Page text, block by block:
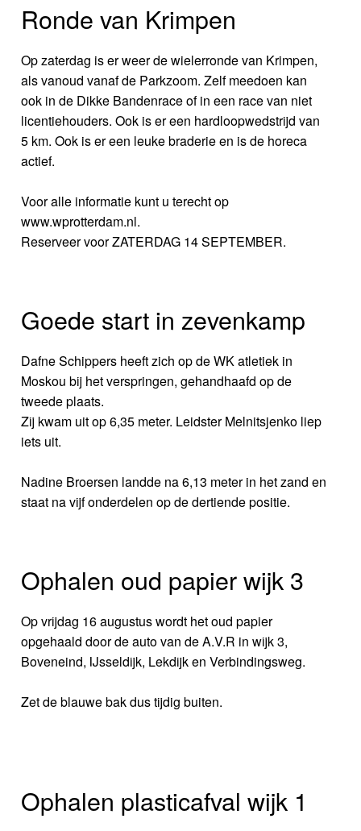
Ronde van Krimpen
Op zaterdag is er weer de wielerronde van Krimpen,
als vanoud vanaf de Parkzoom. Zelf meedoen kan
ook in de Dikke Bandenrace of in een race van niet
licentiehouders. Ook is er een hardloopwedstrijd van
5 km. Ook is er een leuke braderie en is de horeca
actief.
Voor alle informatie kunt u terecht op
www.wprotterdam.nl.
Reserveer voor ZATERDAG 14 SEPTEMBER.
Goede start in zevenkamp
Dafne Schippers heeft zich op de WK atletiek in
Moskou bij het verspringen, gehandhaafd op de
tweede plaats.
Zij kwam uit op 6,35 meter. Leidster Melnitsjenko liep
iets uit.
Nadine Broersen landde na 6,13 meter in het zand en
staat na vijf onderdelen op de dertiende positie.
Ophalen oud papier wijk 3
Op vrijdag 16 augustus wordt het oud papier
opgehaald door de auto van de A.V.R in wijk 3,
Boveneind, IJsseldijk, Lekdijk en Verbindingsweg.
Zet de blauwe bak dus tijdig buiten.
Ophalen plasticafval wijk 1